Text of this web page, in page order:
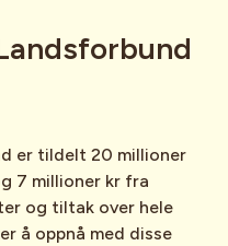
er tildelt 20 millioner
7 millioner kr fra
og tiltak over hele
å oppnå med disse